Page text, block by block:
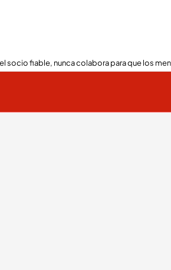
socio fiable, nunca colabora para que los